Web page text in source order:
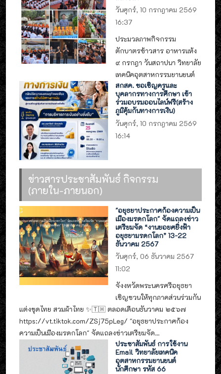
วันศุกร์, 10 กรกฎาคม 2569
16:37
ประมวลภาพกิจกรรม
ตักบาตรข้าวสาร อาหารแห้ง
๙ กรกฎา วันสถาปนา วิทยาลัย
เทคนิคอุตสาหกรรมยานยนต์
สกสค. ขอเชิญครูและ
บุคลากรทางการศึกษา เข้า
ร่วมอบรมออนไลน์ฟรี(สร้าง
ภูมิคุ้มกันทางการเงิน)
วันศุกร์, 10 กรกฎาคม 2569
16:14
ข่าวสารประชาสัมพันธ์ กิจกรรม
(ภายใน-ภายนอก)
"อยุธยาประกาศก้องความเป็น
เมืองมรดกโลก" จัดแถลงข่าว
เตรียมจัด “งานยอยศยิ่งฟ้า
อยุธยามรดกโลก” 13-22
ธันวาคม 2567
วันศุกร์, 06 ธันวาคม 2567
11:02
จังงหวัดพระนครศรีอยุธยา
เชิญชวนให้ทุกภาคส่วนร่วมกัน
แต่งชุดไทย สวมผ้าไทย ✨🇹🇭 ตลอดเดือนธันวาคม ๒๕๖๗
https://vt.tiktok.com/ZSj75pLeg/ "อยุธยาประกาศก้อง
ความเป็นเมืองมรดกโลก" จัดแถลงข่าวเตรียมจัด...
ประชาสัมพันธ์ การใช้งาน
Email วิทยาลัยเทคนิค
อุตสาหกรรมยานยนต์
นักศึกษา รหัส 66